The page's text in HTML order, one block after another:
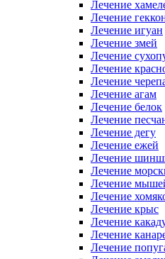
Лечение
Лечение
Лечение игуан
Лечение змей
Лечение
Лечение
Лечение
Лечение агам
Лечение белок
Лечение
Лечение дегу
Лечение ежей
Лечение
Лечение
Лечение
Лечение
Лечение крыс
Лечение
Лечение
Лечение